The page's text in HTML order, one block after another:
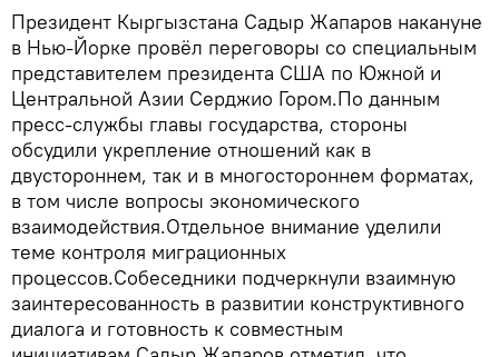
Президент Кыргызстана Садыр Жапаров накануне
в Нью-Йорке провёл переговоры со специальным
представителем президента США по Южной и
Центральной Азии Серджио Гором.По данным
пресс-службы главы государства, стороны
обсудили укрепление отношений как в
двустороннем, так и в многостороннем форматах,
в том числе вопросы экономического
взаимодействия.Отдельное внимание уделили
теме контроля миграционных
процессов.Собеседники подчеркнули взаимную
заинтересованность в развитии конструктивного
диалога и готовность к совместным